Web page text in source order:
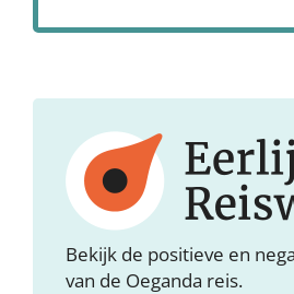
Bekijk de positieve en
van de Oeganda reis.